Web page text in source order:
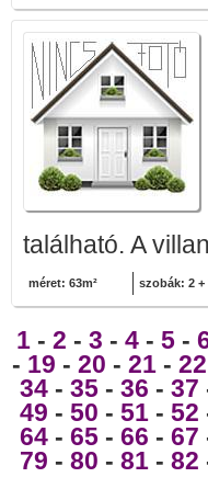
található. A
méret: 63m² szobák: 2 +
1 - 2 - 3 - 4 - 5 -
- 19 - 20 - 21 - 22
34 - 35 - 36 - 37
49 - 50 - 51 - 52
64 - 65 - 66 - 67
79 - 80 - 81 - 82